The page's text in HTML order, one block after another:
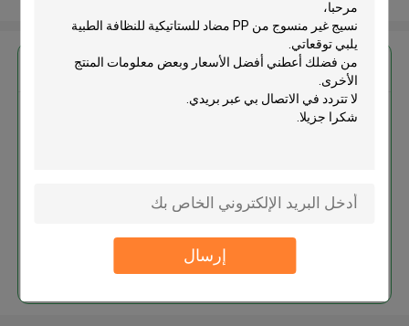
إرسال
احصل على افضل سعر ل